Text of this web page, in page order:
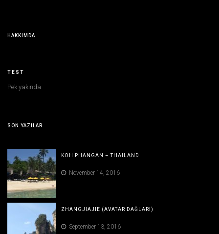
HAKKIMDA
TEST
Pek yakında
SON YAZILAR
KOH PHANGAN – THAILAND
November 14, 2016
ZHANGJIAJIE (AVATAR DAĞLARI)
September 13, 2016